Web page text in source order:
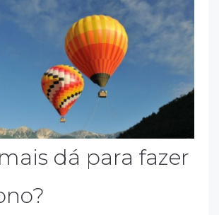
dá para fazer